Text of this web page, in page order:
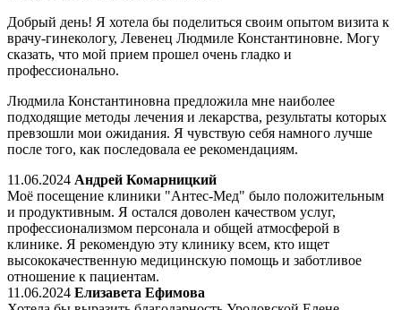
Добрый день! Я хотела бы поделиться своим опытом визита к
врачу-гинекологу, Левенец Людмиле Константиновне. Могу
сказать, что мой прием прошел очень гладко и
профессионально.
Людмила Константиновна предложила мне наиболее
подходящие методы лечения и лекарства, результаты которых
превзошли мои ожидания. Я чувствую себя намного лучше
после того, как последовала ее рекомендациям.
11.06.2024 Андрей Комарницкий
Моё посещение клиники "Антес-Мед" было положительным
и продуктивным. Я остался доволен качеством услуг,
профессионализмом персонала и общей атмосферой в
клинике. Я рекомендую эту клинику всем, кто ищет
высококачественную медицинскую помощь и заботливое
отношение к пациентам.
11.06.2024 Елизавета Ефимова